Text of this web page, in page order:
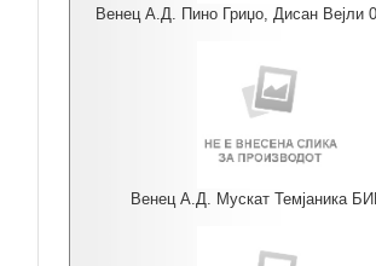
Венец А.Д. Пино Гриџо, Дисан Вејли
Венец А.Д. Мускат Темјаника